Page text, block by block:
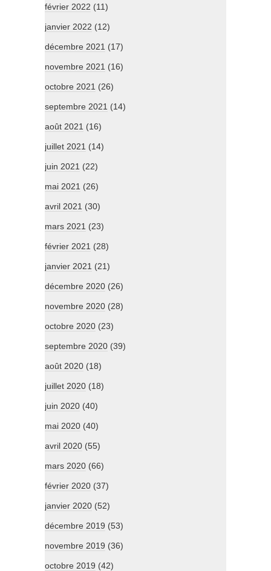
février 2022 (11)
janvier 2022 (12)
décembre 2021 (17)
novembre 2021 (16)
octobre 2021 (26)
septembre 2021 (14)
août 2021 (16)
juillet 2021 (14)
juin 2021 (22)
mai 2021 (26)
avril 2021 (30)
mars 2021 (23)
février 2021 (28)
janvier 2021 (21)
décembre 2020 (26)
novembre 2020 (28)
octobre 2020 (23)
septembre 2020 (39)
août 2020 (18)
juillet 2020 (18)
juin 2020 (40)
mai 2020 (40)
avril 2020 (55)
mars 2020 (66)
février 2020 (37)
janvier 2020 (52)
décembre 2019 (53)
novembre 2019 (36)
octobre 2019 (42)